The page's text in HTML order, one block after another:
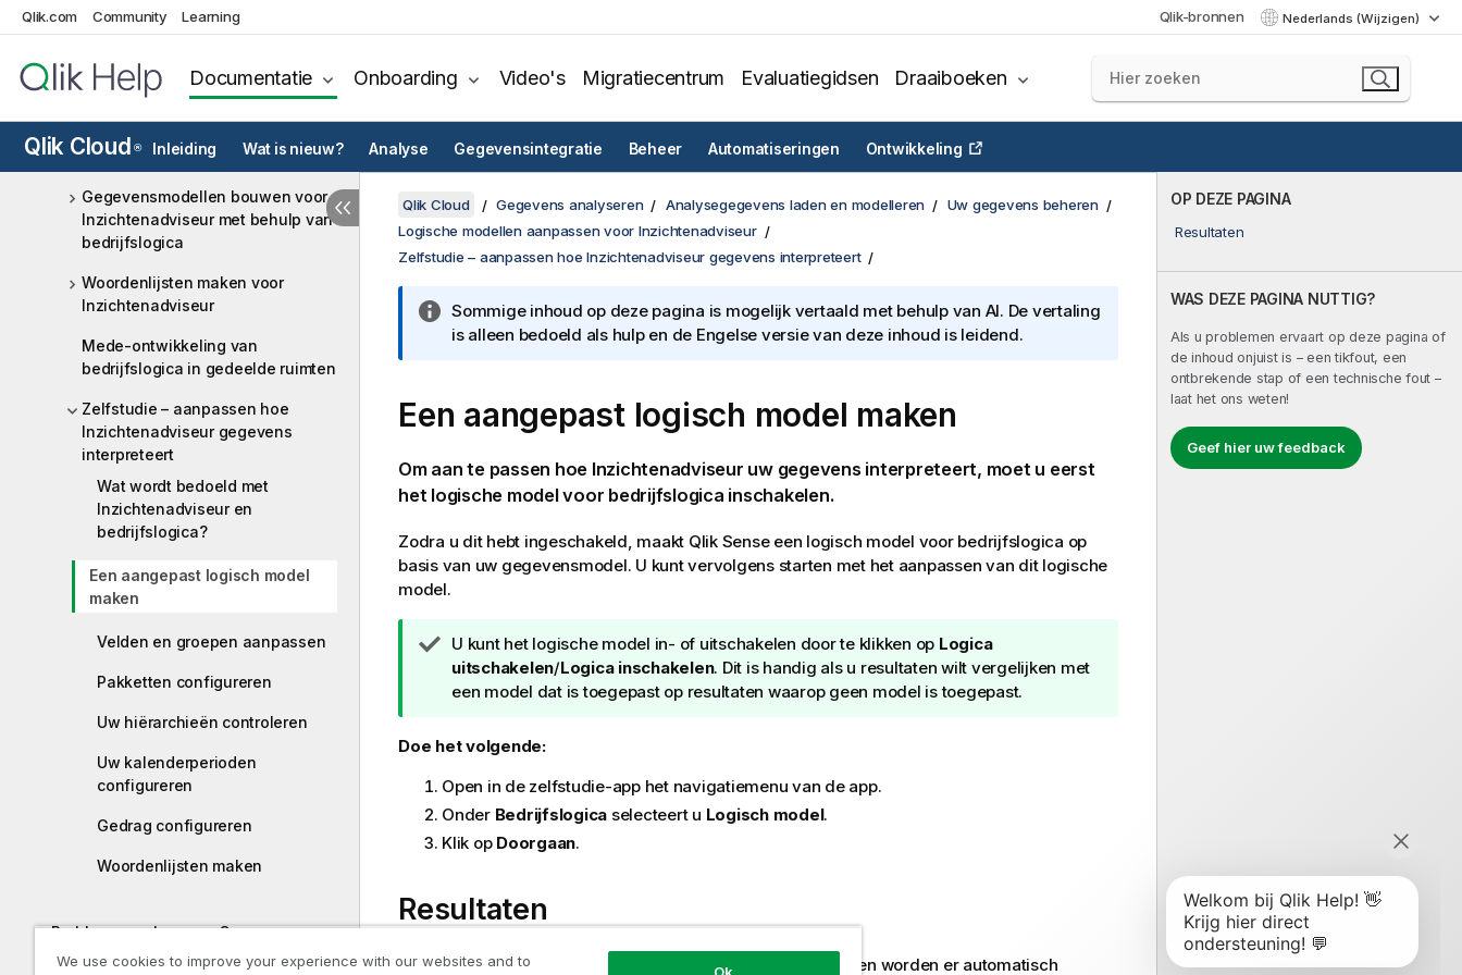
Qlik.com Community Learning Qlik-bronnen Nederlands (Wijzigen)
Documentatie Onboarding Video's Migratiecentrum Evaluatiegidsen Draaiboeken
Qlik Cloud ® Inleiding Wat is nieuw? Analyse Gegevensintegratie Beheer Automatiseringen Ontwikkeling
Big data beheren met on-demand
applicaties
Gegevens beheren met dynamische
weergaven
Logische modellen aanpassen voor
Gegevensmodellen bouwen voor
Inzichtenadviseur met behulp van
bedrijfslogica
Woordenlijsten maken voor
Inzichtenadviseur
Mede-ontwikkeling van
bedrijfslogica in gedeelde ruimten
Zelfstudie – aanpassen hoe
Inzichtenadviseur gegevens
interpreteert
Wat wordt bedoeld met
Inzichtenadviseur en
bedrijfslogica?
Een aangepast logisch model
maken
Velden en groepen aanpassen
Pakketten configureren
Uw hiërarchieën controleren
Uw kalenderperioden
configureren
Gedrag configureren
Woordenlijsten maken
Problemen oplossen - Gegevens
laden
OP DEZE PAGINA
Resultaten
WAS DEZE PAGINA NUTTIG?
Als u problemen ervaart op deze pagina of
de inhoud onjuist is – een tikfout, een
ontbrekende stap of een technische fout –
laat het ons weten!
Geef hier uw feedback
Qlik Cloud Gegevens analyseren Analysegegevens laden en modelleren
Uw gegevens beheren
Logische modellen aanpassen voor Inzichtenadviseur
Zelfstudie – aanpassen hoe Inzichtenadviseur gegevens interpreteert
Sommige inhoud op deze pagina is mogelijk vertaald met behulp van AI. De vertaling
is alleen bedoeld als hulp en de Engelse versie van deze inhoud is leidend.
Een aangepast logisch model maken
Om aan te passen hoe Inzichtenadviseur uw gegevens interpreteert, moet u eerst
het logische modelvoor bedrijfslogica inschakelen.
Zodra u dit hebt ingeschakeld, maakt Qlik Senseeen logisch model voor bedrijfslogica op
basis van uw gegevensmodel. U kunt vervolgens starten met het aanpassen van dit logische
model.
T
i
p
U kunt het logische model in- of uitschakelen door te klikken op Logica
uitschakelen/Logica inschakelen. Dit is handig als u resultaten wilt vergelijken met
een model dat is toegepast op resultaten waarop geen model is toegepast.
Doe het volgende:
Open in de zelfstudie-app het navigatiemenu van de app.
Onder Bedrijfslogica selecteert u Logisch model.
Klik op Doorgaan.
Resultaten
Met bedrijfslogica wordt uw gegevensmodel geanalyseerd en worden er automatisch
We use cookies to improve your experience with our websites and to